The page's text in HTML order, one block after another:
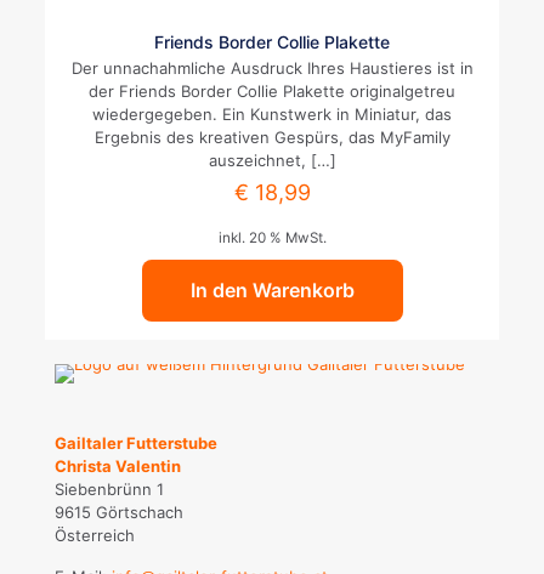
Friends Border Collie Plakette
Der unnachahmliche Ausdruck Ihres Haustieres ist in
der Friends Border Collie Plakette originalgetreu
wiedergegeben. Ein Kunstwerk in Miniatur, das
Ergebnis des kreativen Gespürs, das MyFamily
auszeichnet, […]
€ 18,99
inkl. 20 % MwSt.
In den Warenkorb
Gailtaler Futterstube
Christa Valentin
Siebenbrünn 1
9615 Görtschach
Österreich